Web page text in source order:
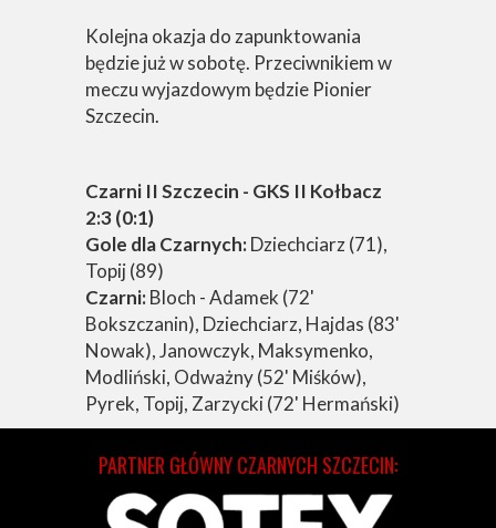
Kolejna okazja do zapunktowania
będzie już w sobotę. Przeciwnikiem w
meczu wyjazdowym będzie Pionier
Szczecin.
Czarni II Szczecin - GKS II Kołbacz
2:3 (0:1)
Gole dla Czarnych:Dziechciarz (71),
Topij (89)
Czarni:Bloch - Adamek (72'
Bokszczanin), Dziechciarz, Hajdas (83'
Nowak), Janowczyk, Maksymenko,
Modliński, Odważny (52' Miśków),
Pyrek, Topij, Zarzycki (72' Hermański)
PARTNER GŁÓWNY CZARNYCH SZCZECIN: